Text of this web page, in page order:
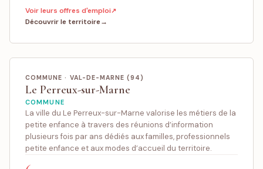
Voir leurs offres d'emploi
Découvrir le territoire
COMMUNE · VAL-DE-MARNE (94)
Le Perreux-sur-Marne
COMMUNE
La ville du Le Perreux-sur-Marne valorise les métiers de la
petite enfance à travers des réunions d’information
plusieurs fois par ans dédiés aux familles, professionnels
petite enfance et aux modes d’accueil du territoire.